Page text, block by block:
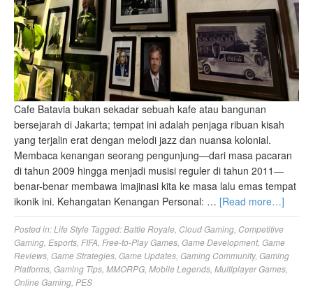
Cafe Batavia bukan sekadar sebuah kafe atau bangunan
bersejarah di Jakarta; tempat ini adalah penjaga ribuan kisah
yang terjalin erat dengan melodi jazz dan nuansa kolonial.
Membaca kenangan seorang pengunjung—dari masa pacaran
di tahun 2009 hingga menjadi musisi reguler di tahun 2011—
benar-benar membawa imajinasi kita ke masa lalu emas tempat
ikonik ini. Kehangatan Kenangan Personal: … [Read more…]
Posted in:Life Style Tagged:Battle Royale Cloud Gaming Competitive
Gaming Esports FIFA Free-to-Play Games Game Development, Game
Reviews Game Strategies Game Updates Gaming Community, Gaming
Platforms Gaming Tips MMORPG Mobile Legends Multiplayer Games
Online Gaming PES